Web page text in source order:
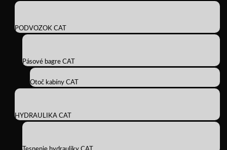
PODVOZOK CAT
Pásové bagre CAT
Otoč kabíny CAT
HYDRAULIKA CAT